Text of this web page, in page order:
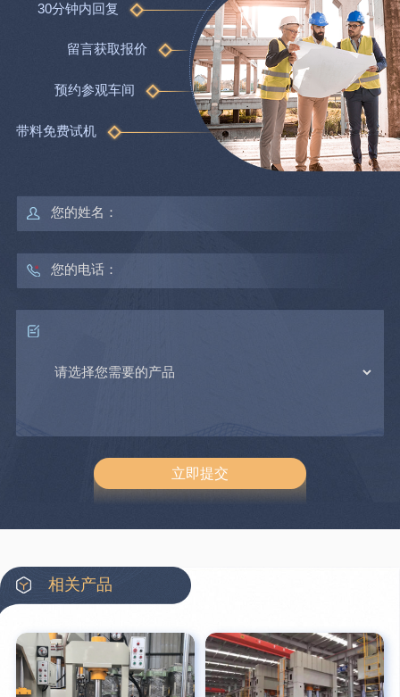
30分钟内回复
留言获取报价
预约参观车间
带料免费试机
相关产品